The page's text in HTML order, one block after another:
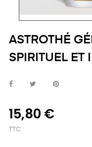
ASTROTHÉ
SPIRITUEL ET
15,80 €
TTC